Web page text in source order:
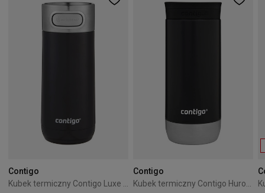
Contigo
Kubek termiczny Contigo Luxe 360 ml Licorice
Contigo
Kubek termiczny Contigo Huron 2.0 470 ml Czarny